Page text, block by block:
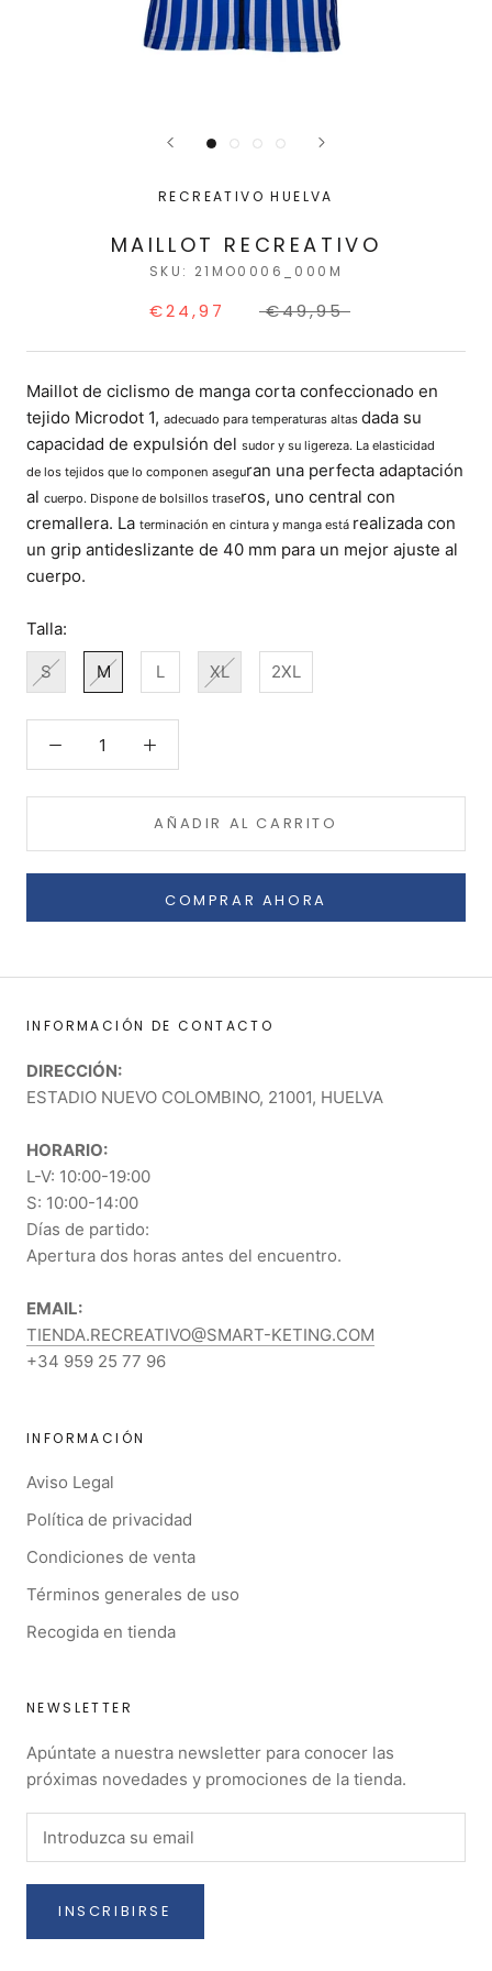
RECREATIVO HUELVA
MAILLOT RECREATIVO
SKU: 21MO0006_000M
€24,97 €49,95
Maillot de ciclismo de manga corta confeccionado en
tejido Microdot 1, adecuado para temperaturas altas dada su
capacidad de expulsión del sudor y su ligereza. La elasticidad
de los tejidos que lo componen aseguran una perfecta adaptación
al cuerpo. Dispone de bolsillos traseros, uno central con
cremallera. La terminación en cintura y manga está realizada con
un grip antideslizante de 40 mm para un mejor ajuste al
cuerpo.
Talla:
S M L XL 2XL
AÑADIR AL CARRITO
COMPRAR AHORA
INFORMACIÓN DE CONTACTO
DIRECCIÓN:
ESTADIO NUEVO COLOMBINO, 21001, HUELVA
HORARIO:
L-V: 10:00-19:00
S: 10:00-14:00
Días de partido:
Apertura dos horas antes del encuentro.
EMAIL:
TIENDA.RECREATIVO@SMART-KETING.COM
+34 959 25 77 96
INFORMACIÓN
Aviso Legal
Política de privacidad
Condiciones de venta
Términos generales de uso
Recogida en tienda
NEWSLETTER
Apúntate a nuestra newsletter para conocer las
próximas novedades y promociones de la tienda.
INSCRIBIRSE